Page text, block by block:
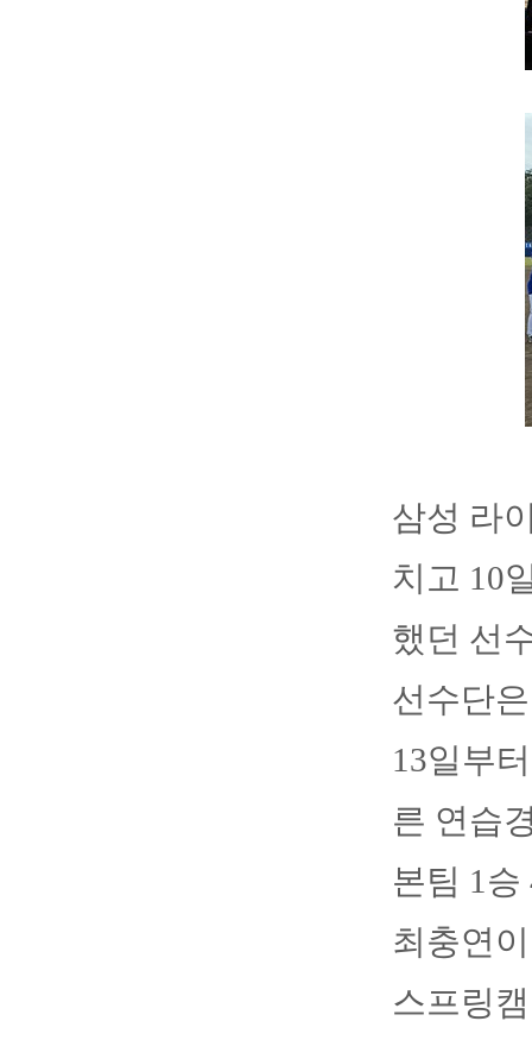
삼성 라
치고 10
했던 선
선수단
13일부
른 연습
본팀 1
최충연
스프링